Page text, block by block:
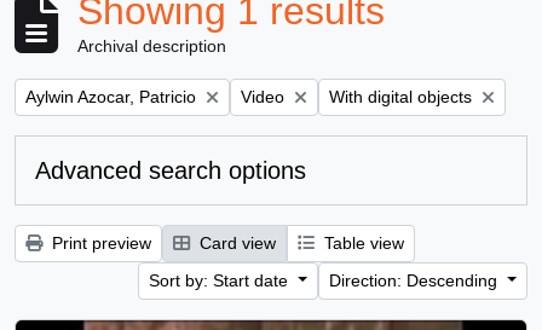
Showing 1 results
Archival description
Remove filter:
Aylwin Azocar, Patricio Remove filter:
Video Remove filter:
With digital objects
Advanced search options
Print preview Card view
Table view
Sort by: Start date
Direction: Descending